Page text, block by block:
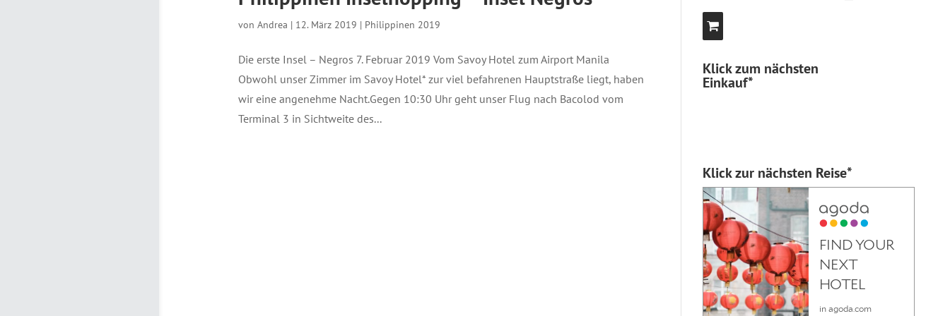
von Andrea | 12. März 2019 | Philippinen 2019
Die erste Insel – Negros 7. Februar 2019 Vom Savoy Hotel zum Airport Manila
Obwohl unser Zimmer im Savoy Hotel* zur viel befahrenen Hauptstraße liegt, haben
wir eine angenehme Nacht.Gegen 10:30 Uhr geht unser Flug nach Bacolod vom
Terminal 3 in Sichtweite des...
Klick zum nächsten
Einkauf*
Klick zur nächsten Reise*